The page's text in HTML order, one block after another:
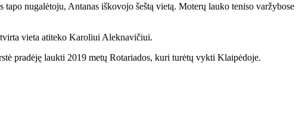
nu­ga­lė­to­ju, An­ta­nas iš­ko­vo­jo šeš­tą vie­tą. Mo­te­rų lau­ko te­ni­so var­žy­bo­se
vie­ta ati­te­ko Ka­ro­liui Alek­na­vi­čiui.
pra­dė­ję lauk­ti 2019 me­tų Ro­ta­ria­dos, ku­ri tu­rė­tų vyk­ti Klai­pė­do­je.